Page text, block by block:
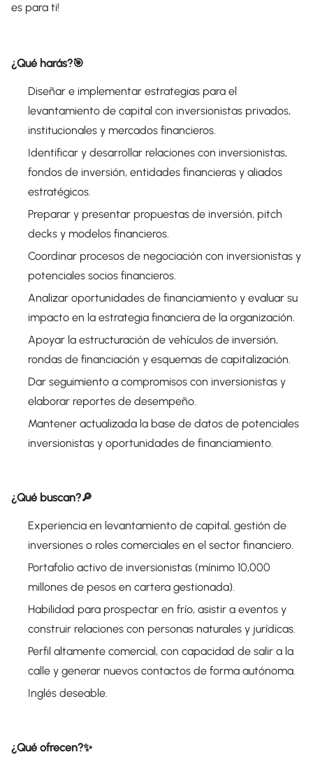
es para ti!
¿Qué harás?🎯
Diseñar e implementar estrategias para el
levantamiento de capital con inversionistas privados,
institucionales y mercados financieros.
Identificar y desarrollar relaciones con inversionistas,
fondos de inversión, entidades financieras y aliados
estratégicos.
Preparar y presentar propuestas de inversión, pitch
decks y modelos financieros.
Coordinar procesos de negociación con inversionistas y
potenciales socios financieros.
Analizar oportunidades de financiamiento y evaluar su
impacto en la estrategia financiera de la organización.
Apoyar la estructuración de vehículos de inversión,
rondas de financiación y esquemas de capitalización.
Dar seguimiento a compromisos con inversionistas y
elaborar reportes de desempeño.
Mantener actualizada la base de datos de potenciales
inversionistas y oportunidades de financiamiento.
¿Qué buscan?🔎
Experiencia en levantamiento de capital, gestión de
inversiones o roles comerciales en el sector financiero.
Portafolio activo de inversionistas (mínimo 10,000
millones de pesos en cartera gestionada).
Habilidad para prospectar en frío, asistir a eventos y
construir relaciones con personas naturales y jurídicas.
Perfil altamente comercial, con capacidad de salir a la
calle y generar nuevos contactos de forma autónoma.
Inglés deseable.
¿Qué ofrecen?✨